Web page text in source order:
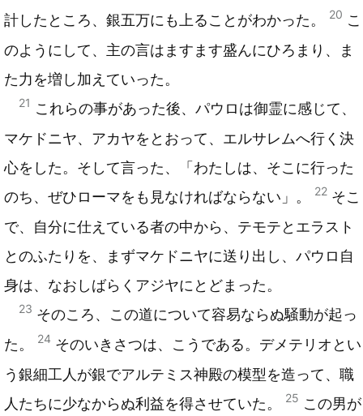
計したところ、銀五万にも上ることがわかった。
20 こ
のようにして、主の言はますます盛んにひろまり、ま
た力を増し加えていった。
21 これらの事があった後、パウロは御霊に感じて、
マケドニヤ、アカヤをとおって、エルサレムへ行く決
心をした。そして言った、「わたしは、そこに行った
のち、ぜひローマをも見なければならない」。
22 そこ
で、自分に仕えている者の中から、テモテとエラスト
とのふたりを、まずマケドニヤに送り出し、パウロ自
身は、なおしばらくアジヤにとどまった。
23 そのころ、この道について容易ならぬ騒動が起っ
た。
24 そのいきさつは、こうである。デメテリオとい
う銀細工人が銀でアルテミス神殿の模型を造って、職
人たちに少なからぬ利益を得させていた。
25 この男が